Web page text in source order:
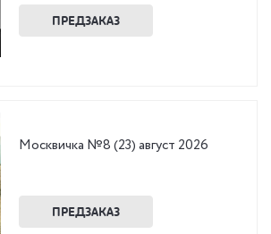
ПРЕДЗАКАЗ
Москвичка №8 (23) август 2026
ПРЕДЗАКАЗ